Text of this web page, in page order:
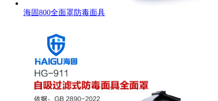
海固800全面罩防毒面具